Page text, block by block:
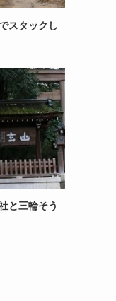
スタックし
と三輪そう